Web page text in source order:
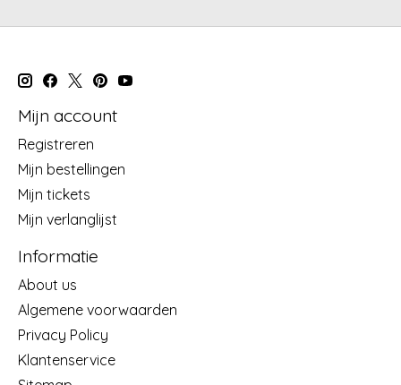
Mijn account
Registreren
Mijn bestellingen
Mijn tickets
Mijn verlanglijst
Informatie
About us
Algemene voorwaarden
Privacy Policy
Klantenservice